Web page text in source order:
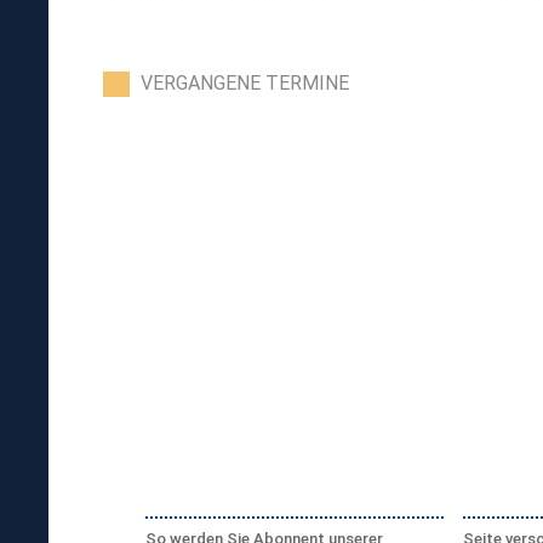
VERGANGENE TERMINE
So werden Sie Abonnent unserer
Seite